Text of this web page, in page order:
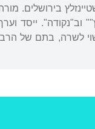
בירושלים.
ייסד
לשרה, בתם של